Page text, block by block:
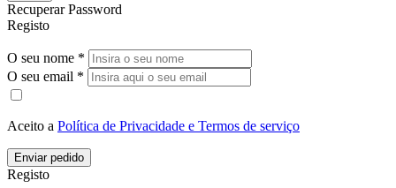
Recuperar Password
Registo
O seu nome *
O seu email *
Aceito a Política de Privacidade e Termos de serviço
Enviar pedido
Registo